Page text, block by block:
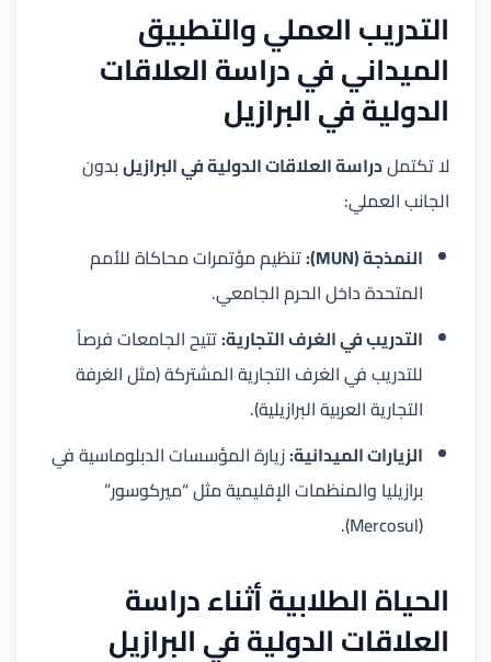
التدريب العملي والتطبيق
الميداني في دراسة العلاقات
الدولية في البرازيل
لا تكتملدراسة العلاقات الدولية في البرازيلبدون
الجانب العملي:
النمذجة (MUN):
تنظيم مؤتمرات محاكاة للأمم
المتحدة داخل الحرم الجامعي.
التدريب في الغرف التجارية:تتيح الجامعات فرصاً
للتدريب في الغرف التجارية المشتركة (مثل الغرفة
التجارية العربية البرازيلية).
الزيارات الميدانية:زيارة المؤسسات الدبلوماسية في
برازيليا والمنظمات الإقليمية مثل “ميركوسور”
(Mercosul).
الحياة الطلابية أثناء دراسة
العلاقات الدولية في البرازيل